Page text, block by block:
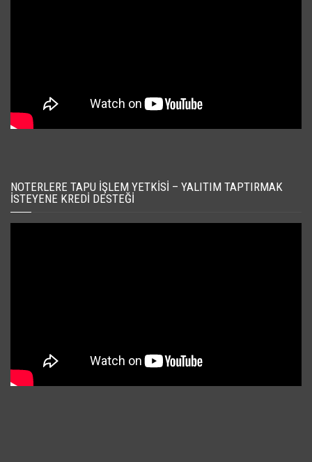
NOTERLERE TAPU İŞLEM YETKISI – YALITIM TAPTIRMAK
İSTEYENE KREDI DESTEĞI